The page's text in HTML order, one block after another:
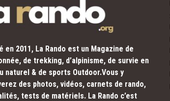
en 2011, La Rando est un Magazine de
de trekking, d’alpinisme, de survie en
naturel & de sports Outdoor.Vous y
des photos, vidéos, carnets de rando,
tests de matériels. La Rando c’est